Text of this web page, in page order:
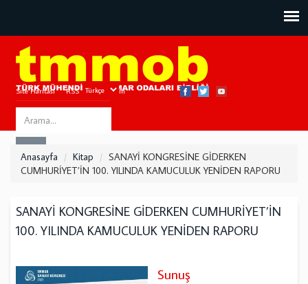
Site Haritası RSS Bize Ulaşın
Search
this
site
Anasayfa Kitap
SANAYİ KONGRESİNE GİDERKEN
CUMHURİYET’İN 100. YILINDA KAMUCULUK YENİDEN RAPORU
SANAYİ KONGRESİNE GİDERKEN CUMHURİYET’İN
100. YILINDA KAMUCULUK YENİDEN RAPORU
Sunuş